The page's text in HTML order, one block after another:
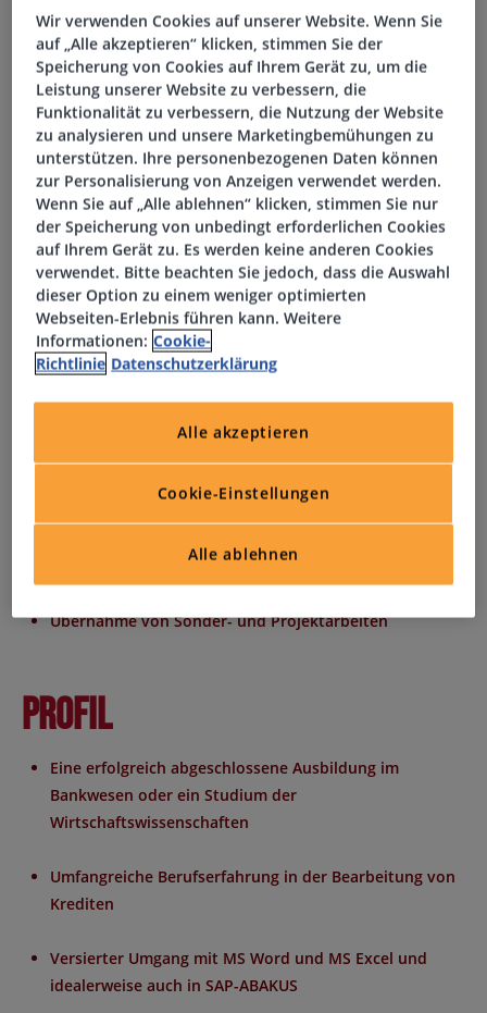
Angebote zur Förderung der Gesundheit und des
Wohlbefindens der Mitarbeiter
Ein abwechslungsreiches Arbeitsumfeld
Aufgaben
Kundenbetreuung und -akquise im Bereich Immobilien
Bearbeitung von Anträgen auf Fördermittel und
Kapitalmarktdarlehen gemäß den Richtlinien des
Landes Hessen
Bearbeitung bis zur Entscheidungsreife im Rahmen der
Kreditkompetenzen der Bank
Betreuung der Anträge bis zur Vollrückzahlung
der elektronischen Akte
Übernahme von Sonder- und Projektarbeiten
Profil
Eine erfolgreich abgeschlossene Ausbildung im
Bankwesen oder ein Studium der
Wirtschaftswissenschaften
Umfangreiche Berufserfahrung in der Bearbeitung von
Krediten
Versierter Umgang mit MS Word und MS Excel und
idealerweise auch in SAP-ABAKUS
Wir verwenden Cookies auf unserer Website. Wenn Sie
auf „Alle akzeptieren“ klicken, stimmen Sie der
Speicherung von Cookies auf Ihrem Gerät zu, um die
Leistung unserer Website zu verbessern, die
Funktionalität zu verbessern, die Nutzung der Website
zu analysieren und unsere Marketingbemühungen zu
unterstützen. Ihre personenbezogenen Daten können
zur Personalisierung von Anzeigen verwendet werden.
Wenn Sie auf „Alle ablehnen“ klicken, stimmen Sie nur
der Speicherung von unbedingt erforderlichen Cookies
auf Ihrem Gerät zu. Es werden keine anderen Cookies
verwendet. Bitte beachten Sie jedoch, dass die Auswahl
dieser Option zu einem weniger optimierten
Webseiten-Erlebnis führen kann. Weitere
Informationen: Cookie-
Richtlinie Datenschutzerklärung
Cookie-Einstellungen
Alle ablehnen
Alle akzeptieren